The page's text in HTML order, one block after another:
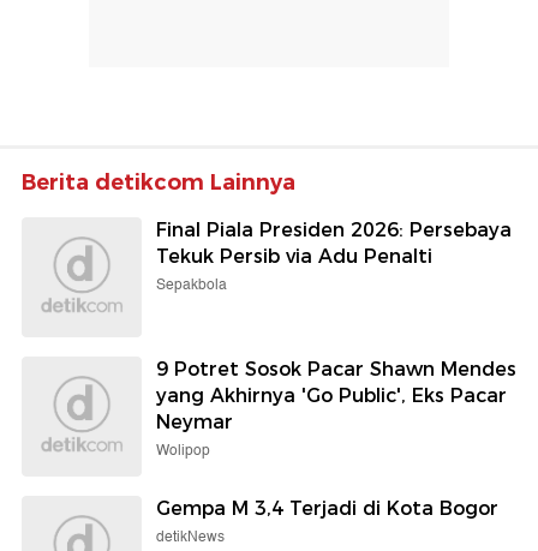
Berita detikcom Lainnya
Final Piala Presiden 2026: Persebaya
Tekuk Persib via Adu Penalti
Sepakbola
9 Potret Sosok Pacar Shawn Mendes
yang Akhirnya 'Go Public', Eks Pacar
Neymar
Wolipop
Gempa M 3,4 Terjadi di Kota Bogor
detikNews